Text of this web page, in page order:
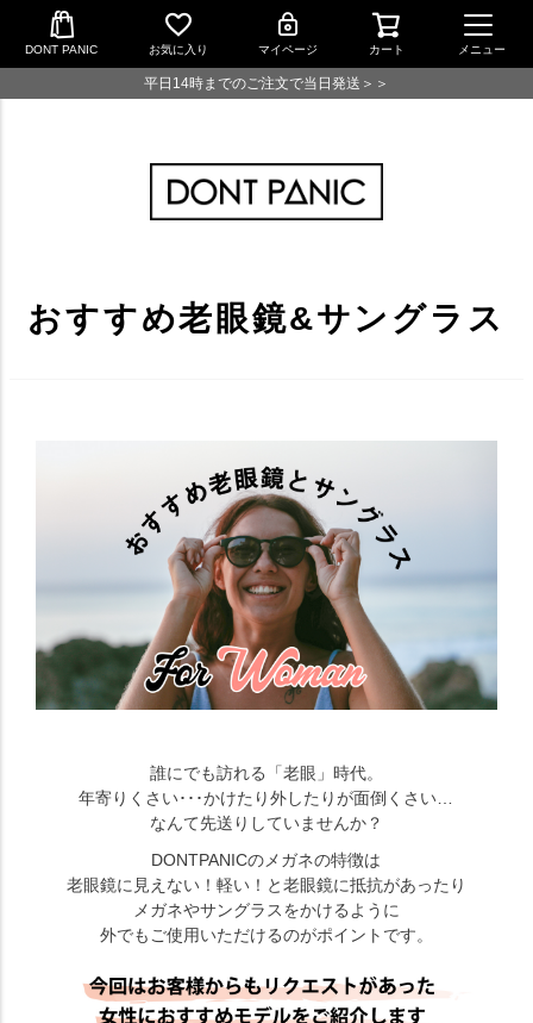
DONT PANIC お気に入り マイページ カート メニュー
平日14時までのご注文で当日発送＞＞
おすすめ老眼鏡&サングラス
誰にでも訪れる「老眼」時代。
年寄りくさい･･･かけたり外したりが面倒くさい…
なんて先送りしていませんか？
DONTPANICのメガネの特徴は
老眼鏡に見えない！軽い！と老眼鏡に抵抗があったり
メガネやサングラスをかけるように
外でもご使用いただけるのがポイントです。